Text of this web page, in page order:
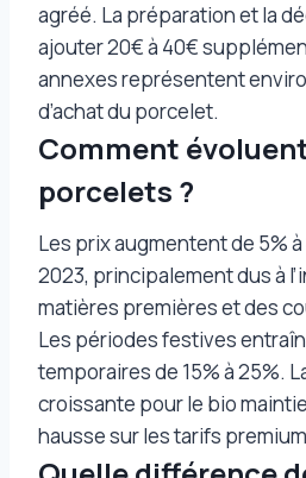
agréé. La préparation et la
ajouter 20€ à 40€
annexes représentent
d’achat du porcelet.
Comment
porcelets ?
Les prix augmentent de 5%
2023, principalement dus à
matières premières et des
Les périodes festives
temporaires de 15% à 25%.
croissante pour le bio
hausse sur les tarifs